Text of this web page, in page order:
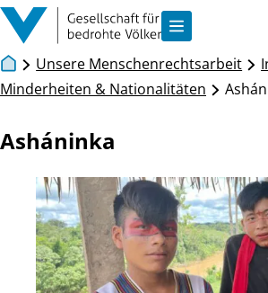
Zum Inhalt springen
Navigation
Unsere Menschenrechtsarbeit
Minderheiten & Nationalitäten
Asháninka